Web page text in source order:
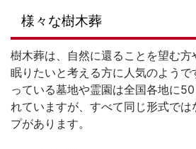
様々な樹木葬
樹木葬は、自然に還ることを望む
眠りたいと考える方に人気のよう
っている墓地や霊園は全国各地に
れていますが、すべて同じ形式では
プがあります。